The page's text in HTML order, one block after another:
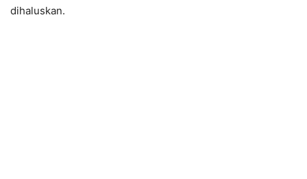
dihaluskan.